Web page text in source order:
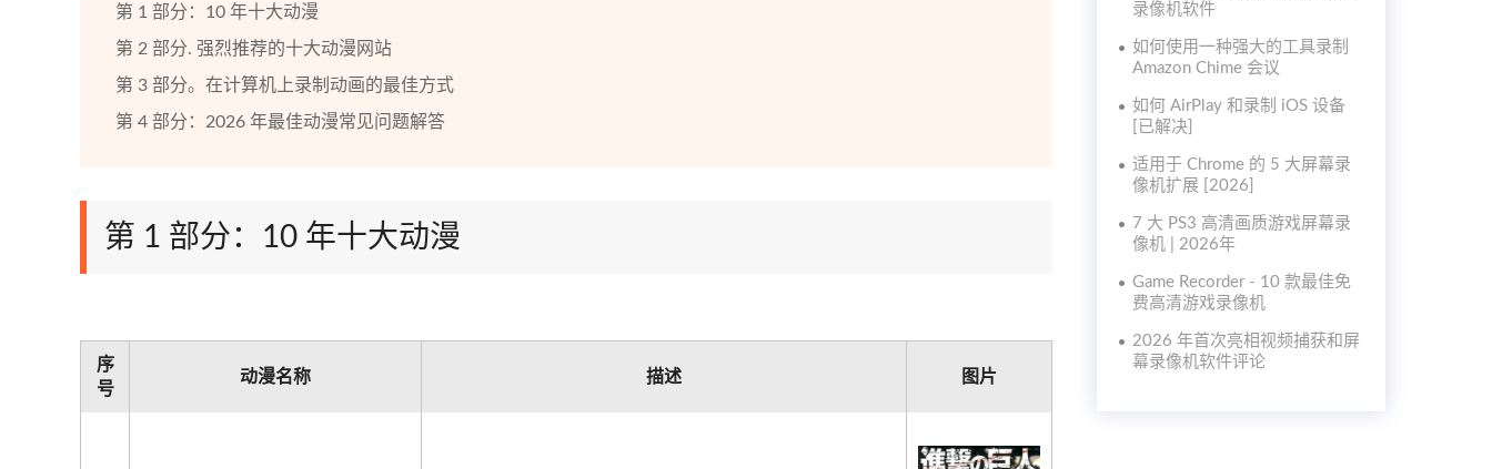
第 1 部分：10 年十大动漫
第 2 部分. 强烈推荐的十大动漫网站
第 3 部分。在计算机上录制动画的最佳方式
第 4 部分：2026 年最佳动漫常见问题解答
第 1 部分：10 年十大动漫
序
号
动漫名称 描述 图片
录像机软件
如何使用一种强大的工具录制
Amazon Chime 会议
如何 AirPlay 和录制 iOS 设备
[已解决]
适用于 Chrome 的 5 大屏幕录
像机扩展 [2026]
7 大 PS3 高清画质游戏屏幕录
像机 | 2026年
Game Recorder - 10 款最佳免
费高清游戏录像机
2026 年首次亮相视频捕获和屏
幕录像机软件评论